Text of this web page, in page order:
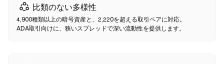
確認前に必ずシードフレーズをバックアップし、コントラクトア
ドレスを確認してください。
比類のない多様性
4,900種類以上の暗号資産と、2,220を超える取引ペアに対応。
ADA取引向けに、狭いスプレッドで深い流動性を提供します。